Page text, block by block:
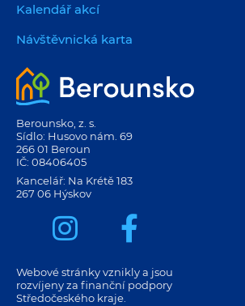
Kalendář akcí
Návštěvnická karta
Berounsko, z. s.
Sídlo: Husovo nám. 69
266 01 Beroun
IČ: 08406405
Kancelář: Na Krétě 183
267 06 Hýskov
Webové stránky vznikly a jsou
rozvíjeny za finanční podpory
Středočeského kraje.